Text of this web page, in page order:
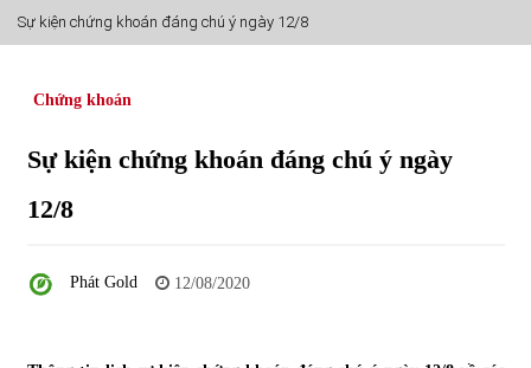
Top 10 mặt hàng Việt Nam nhập khẩu nhiều nhất tháng
Top 10 mặt hàng Việt Nam xuất khẩu nhiều nhất tháng
Sự kiện chứng khoán đáng chú ý ngày 12/8
Chứng khoán
Sự kiện chứng khoán đáng chú ý ngày
12/8
Phát Gold 12/08/2020